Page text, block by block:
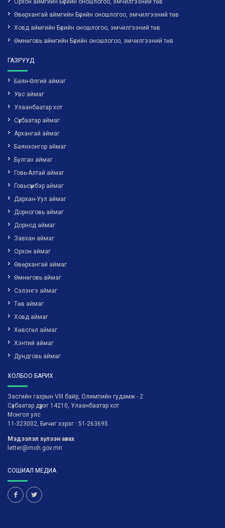
Орхон аймгийн Бүсийн оношлогоо, эмчилгээний төв
Өвөрхангай аймгийн Бүсийн оношлогоо, эмчилгээний төв
Ховд аймгийн Бүсийн оношлогоо, эмчилгээний төв
Өмнөговь аймгийн Бүсийн оношлогоо, эмчилгээний төв
ГАЗРУУД
Баян-Өлгий аймаг
Увс аймаг
Улаанбаатар хот
Сүхбаатар аймаг
Архангай аймаг
Баянхонгор аймаг
Булган аймаг
Говь-Алтай аймаг
Говьсүмбэр аймаг
Дархан-Уул аймаг
Дорноговь аймаг
Дорнод аймаг
Завхан аймаг
Орхон аймаг
Өвөрхангай аймаг
Өмнөговь аймаг
Сэлэнгэ аймаг
Төв аймаг
Ховд аймаг
Хөвсгөл аймаг
Хэнтий аймаг
Дундговь аймаг
ХОЛБОО БАРИХ
Засгийн газрын VIII байр, Олимпийн гудамж - 2
Сүхбаатар дүүрэг 14210, Улаанбаатар хот
Монгол улс
11-323002, Бичиг хэрэг : 51-263695
Мэдээлэл хүлээн авах
letter@moh.gov.mn
СОШИАЛ МЕДИА